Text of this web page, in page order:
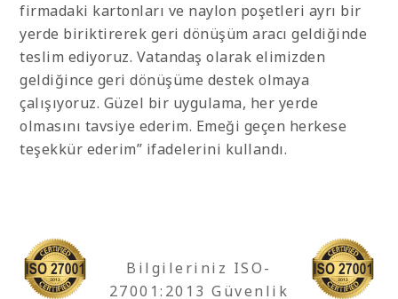
firmadaki kartonları ve naylon poşetleri ayrı bir
yerde biriktirerek geri dönüşüm aracı geldiğinde
teslim ediyoruz. Vatandaş olarak elimizden
geldiğince geri dönüşüme destek olmaya
çalışıyoruz. Güzel bir uygulama, her yerde
olmasını tavsiye ederim. Emeği geçen herkese
teşekkür ederim” ifadelerini kullandı.
Bilgileriniz ISO-
27001:2013 Güvenlik